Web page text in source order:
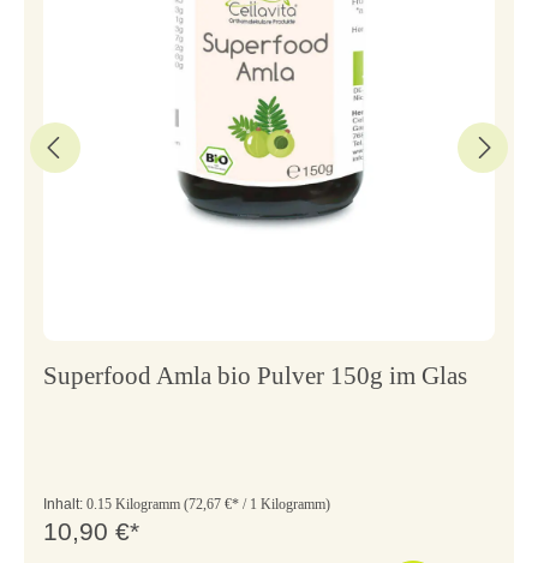
Superfood Amla bio Pulver 150g im Glas
Inhalt: 0.15 Kilogramm (72,67 €* / 1 Kilogramm)
10,90 €*